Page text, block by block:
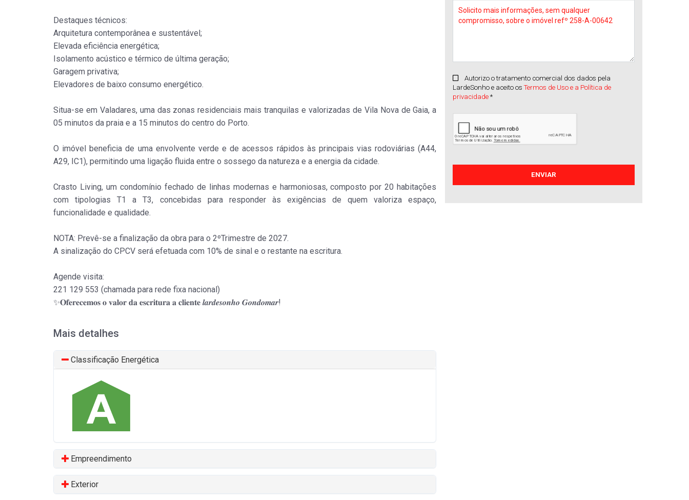
Destaques técnicos:
Arquitetura contemporânea e sustentável;
Elevada eficiência energética;
Isolamento acústico e térmico de última geração;
Garagem privativa;
Elevadores de baixo consumo energético.
Situa-se em Valadares, uma das zonas residenciais mais tranquilas e valorizadas de Vila Nova de Gaia, a
05 minutos da praia e a 15 minutos do centro do Porto.
O imóvel beneficia de uma envolvente verde e de acessos rápidos às principais vias rodoviárias (A44,
A29, IC1), permitindo uma ligação fluida entre o sossego da natureza e a energia da cidade.
Crasto Living, um condomínio fechado de linhas modernas e harmoniosas, composto por 20 habitações
com tipologias T1 a T3, concebidas para responder às exigências de quem valoriza espaço,
funcionalidade e qualidade.
NOTA: Prevê-se a finalização da obra para o 2ºTrimestre de 2027.
A sinalização do CPCV será efetuada com 10% de sinal e o restante na escritura.
Agende visita:
221 129 553 (chamada para rede fixa nacional)
✨𝐎𝐟𝐞𝐫𝐞𝐜𝐞𝐦𝐨𝐬 𝐨 𝐯𝐚𝐥𝐨𝐫 𝐝𝐚 𝐞𝐬𝐜𝐫𝐢𝐭𝐮𝐫𝐚 𝐚 𝐜𝐥𝐢𝐞𝐧𝐭𝐞 𝒍𝒂𝒓𝒅𝒆𝒔𝒐𝒏𝒉𝒐 𝑮𝒐𝒏𝒅𝒐𝒎𝒂𝒓!
Mais detalhes
Classificação Energética
Empreendimento
Exterior
Autorizo o tratamento comercial dos dados pela
LardeSonho e aceito osTermos de Uso e a Política de
privacidade *